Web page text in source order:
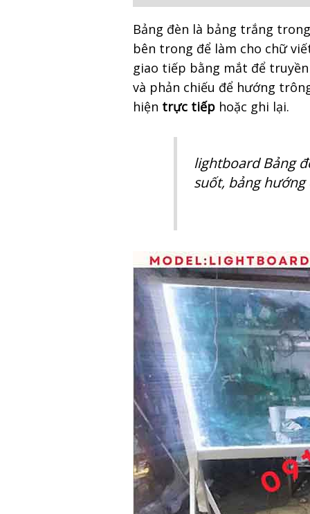
Bảng đèn là bảng trắng
bên trong để làm cho chữ
giao tiếp bằng mắt để
và phản chiếu để hướng
hiện trực tiếp hoặc ghi lại.
lightboard Bảng
suốt, bảng hướng